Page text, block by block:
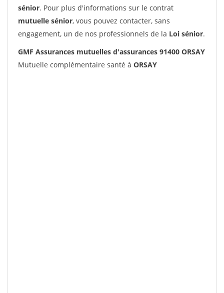
sénior. Pour plus d'informations sur le contrat
mutuelle sénior, vous pouvez contacter, sans
engagement, un de nos professionnels de la Loi sénior.
GMF Assurances mutuelles d'assurances 91400 ORSAY
Mutuelle complémentaire santé à ORSAY